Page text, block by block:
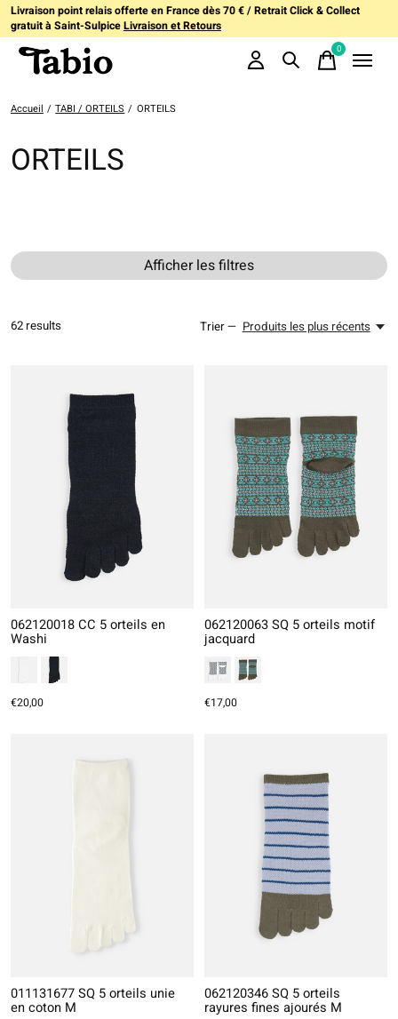
Livraison point relais offerte en France dès 70 € / Retrait Click & Collect
gratuit à Saint-SulpiceLivraison et Retours
0items
Accueil / TABI / ORTEILS / ORTEILS
ORTEILS
Afficher les filtres
62 results Trier — Produits les plus récents
062120018 CC 5 orteils en
Washi
€20,00
062120063 SQ 5 orteils motif
jacquard
€17,00
011131677 SQ 5 orteils unie
en coton M
062120346 SQ 5 orteils
rayures fines ajourés M